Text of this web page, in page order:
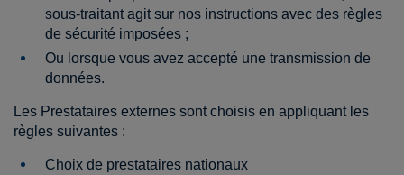
sous-traitant agit sur nos instructions avec des règles
de sécurité imposées ;
Ou lorsque vous avez accepté une transmission de
données.
Les Prestataires externes sont choisis en appliquant les
règles suivantes :
Choix de prestataires nationaux